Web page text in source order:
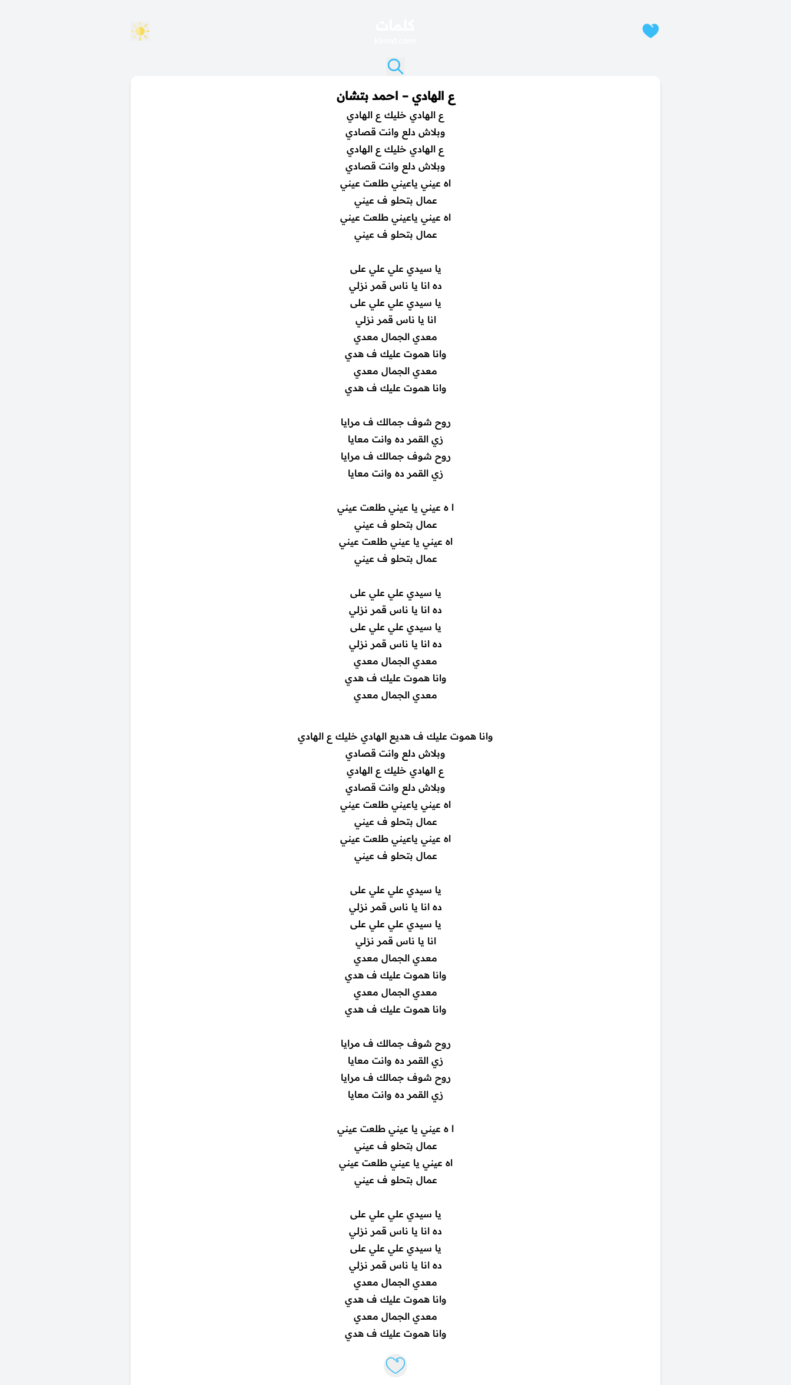
ع الهادي – احمد بتشان
ع الهادي خليك ع الهادي
وبلاش دلع وانت قصادي
ع الهادي خليك ع الهادي
وبلاش دلع وانت قصادي
اه عيني ياعيني طلعت عيني
عمال بتحلو ف عيني
اه عيني ياعيني طلعت عيني
عمال بتحلو ف عيني
يا سيدي علي علي على
ده انا يا ناس قمر نزلي
يا سيدي علي علي على
انا يا ناس قمر نزلي
معدي الجمال معدي
وانا هموت عليك ف هدي
معدي الجمال معدي
وانا هموت عليك ف هدي
روح شوف جمالك ف مرايا
زي القمر ده وانت معايا
روح شوف جمالك ف مرايا
زي القمر ده وانت معايا
ا ه عيني يا عيني طلعت عيني
عمال بتحلو ف عيني
اه عيني يا عيني طلعت عيني
عمال بتحلو ف عيني
يا سيدي علي علي على
ده انا يا ناس قمر نزلي
يا سيدي علي علي على
ده انا يا ناس قمر نزلي
معدي الجمال معدي
وانا هموت عليك ف هدي
معدي الجمال معدي
وانا هموت عليك ف هديع الهادي خليك ع الهادي
وبلاش دلع وانت قصادي
ع الهادي خليك ع الهادي
وبلاش دلع وانت قصادي
اه عيني ياعيني طلعت عيني
عمال بتحلو ف عيني
اه عيني ياعيني طلعت عيني
عمال بتحلو ف عيني
يا سيدي علي علي على
ده انا يا ناس قمر نزلي
يا سيدي علي علي على
انا يا ناس قمر نزلي
معدي الجمال معدي
وانا هموت عليك ف هدي
معدي الجمال معدي
وانا هموت عليك ف هدي
روح شوف جمالك ف مرايا
زي القمر ده وانت معايا
روح شوف جمالك ف مرايا
زي القمر ده وانت معايا
ا ه عيني يا عيني طلعت عيني
عمال بتحلو ف عيني
اه عيني يا عيني طلعت عيني
عمال بتحلو ف عيني
يا سيدي علي علي على
ده انا يا ناس قمر نزلي
يا سيدي علي علي على
ده انا يا ناس قمر نزلي
معدي الجمال معدي
وانا هموت عليك ف هدي
معدي الجمال معدي
وانا هموت عليك ف هدي
Like lyrics